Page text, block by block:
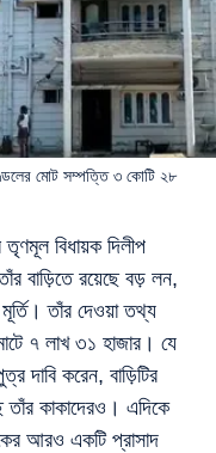
মোট সম্পত্তি ৩ কোটি ২৮
তৃণমূল বিধায়ক দিলীপ
বাড়িতে রয়েছে বড় লন,
তাঁর দেওয়া তথ্য
৭ লাখ ৩১ হাজার। যে
দাবি করেন, বাড়িটির
তাঁর কাকাদেরও। এদিকে
আরও একটি প্রাসাদ